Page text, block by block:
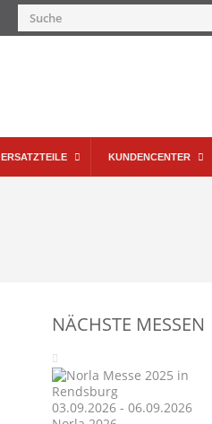
ERSATZTEILE KUNDENCENTER
NÄCHSTE MESSEN
03.09.2026 - 06.09.2026